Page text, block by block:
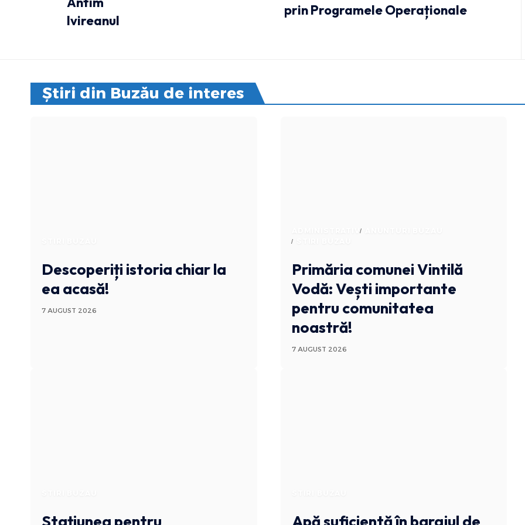
Ivireanul
prin Programele Operaționale
Știri din Buzău de interes
Descoperiți istoria chiar la
ea acasă!
7 AUGUST 2026
ADMINISTRATIV
Primăria comunei Vintilă
Vodă: Vești importante
pentru comunitatea
noastră!
7 AUGUST 2026